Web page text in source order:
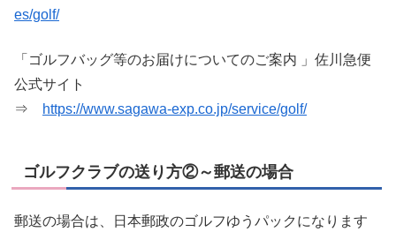
es/golf/
「ゴルフバッグ等のお届けについてのご案内 」佐川急便
公式サイト
⇒
https://www.sagawa-exp.co.jp/service/golf/
ゴルフクラブの送り方②～郵送の場合
郵送の場合は、日本郵政のゴルフゆうパックになります